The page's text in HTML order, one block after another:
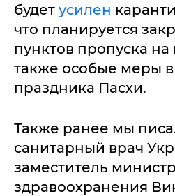
будет усилен
что планируется
пунктов пропуска на
также особые меры в
праздника Пасхи.
Также ранее мы
санитарный врач
заместитель
здравоохранения